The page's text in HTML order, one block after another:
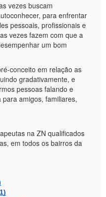
vezes buscam
para enfrentar
pessoais, profissionais e
vezes fazem com que a
um bom
conceito em relação as
gradativamente, e
pessoas falando e
amigos, familiares,
na ZN qualificados
em todos os bairros da